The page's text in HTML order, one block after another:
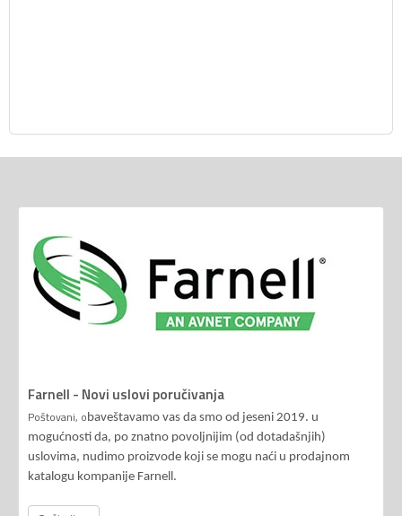
Farnell - Novi uslovi poručivanja
Poštovani, obaveštavamo vas da smo od jeseni 2019. u
mogućnosti da, po znatno povoljnijim (od dotadašnjih)
uslovima, nudimo proizvode koji se mogu naći u prodajnom
katalogu kompanije Farnell.